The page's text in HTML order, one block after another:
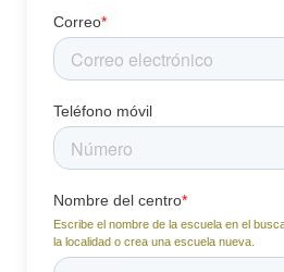
Correo*
Teléfono móvil
Nombre del centro*
Escribe el nombre de la escuela en el
la localidad o crea una escuela nueva.